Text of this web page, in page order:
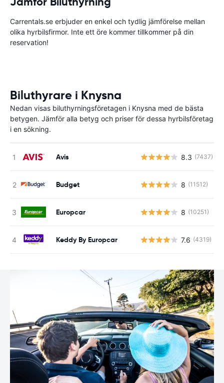
Carrentals.se erbjuder en enkel och tydlig jämförelse mellan
olika hyrbilsfirmor. Inte ett öre kommer tillkommer på din
reservation!
Biluthyrare i Knysna
Nedan visas biluthyrningsföretagen i Knysna med de bästa
betygen. Jämför alla betyg och priser för dessa hyrbilsföretag
i en sökning.
Avis 8.3 (7437)
Budget 8 (11512)
Europcar 8 (10251)
Keddy By Europcar 7.6 (4319)